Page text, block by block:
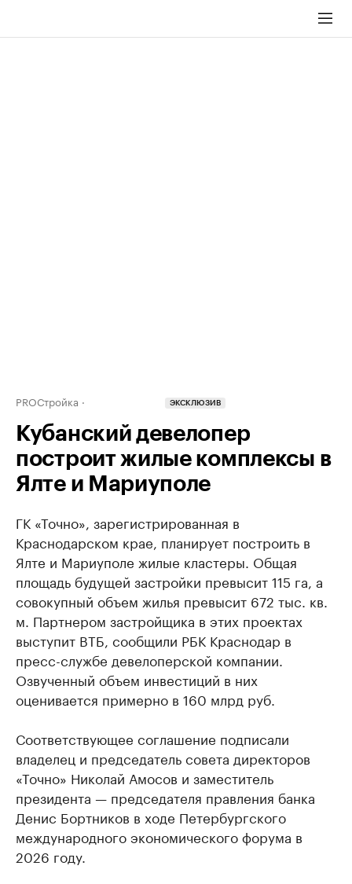
PROСтройка ЭКСКЛЮЗИВ
Кубанский девелопер
построит жилые комплексы в
Ялте и Мариуполе
ГК «Точно», зарегистрированная в
Краснодарском крае, планирует построить в
Ялте и Мариуполе жилые кластеры. Общая
площадь будущей застройки превысит 115 га, а
совокупный объем жилья превысит 672 тыс. кв.
м. Партнером застройщика в этих проектах
выступит ВТБ, сообщили РБК Краснодар в
пресс-службе девелоперской компании.
Озвученный объем инвестиций в них
оценивается примерно в 160 млрд руб.
Соответствующее соглашение подписали
владелец и председатель совета директоров
«Точно» Николай Амосов и заместитель
президента — председателя правления банка
Денис Бортников в ходе Петербургского
международного экономического форума в
2026 году.